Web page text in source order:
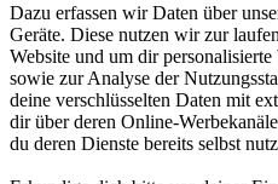
Dazu erfassen wir Daten über
Geräte. Diese nutzen wir zur
Website und um dir
sowie zur Analyse der
deine verschlüsselten Daten mit
dir über deren Online-
du deren Dienste bereits selbst